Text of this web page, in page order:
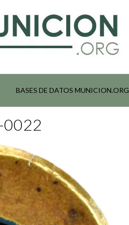
BASES DE DATOS MUNICION.ORG
0022